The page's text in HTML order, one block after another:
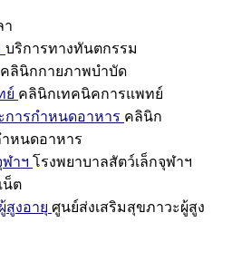
า
บริการทางทันตกรรม
คลินิกกายภาพบำบัด
ย์ คลินิกเทคนิคการแพทย์
ารกำหนดอาหาร คลินิก
หนดอาหาร
ฬาฯ โรงพยาบาลสัตว์เล็กจุฬาฯ
น็ต
สูงอายุ ศูนย์ส่งเสริมสุขภาวะผู้สูง